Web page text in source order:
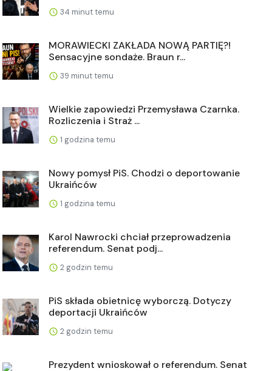
34 minut temu
MORAWIECKI ZAKŁADA NOWĄ PARTIĘ?!
Sensacyjne sondaże. Braun r...
39 minut temu
Wielkie zapowiedzi Przemysława Czarnka.
Rozliczenia i Straż ...
1 godzina temu
Nowy pomysł PiS. Chodzi o deportowanie
Ukraińców
1 godzina temu
Karol Nawrocki chciał przeprowadzenia
referendum. Senat podj...
2 godzin temu
PiS składa obietnicę wyborczą. Dotyczy
deportacji Ukraińców
2 godzin temu
Prezydent wnioskował o referendum. Senat